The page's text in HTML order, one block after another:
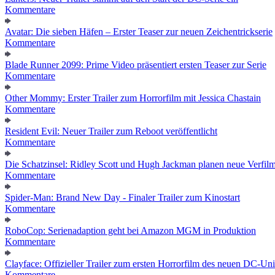
Kommentare
Avatar: Die sieben Häfen – Erster Teaser zur neuen Zeichentrickserie
Kommentare
Blade Runner 2099: Prime Video präsentiert ersten Teaser zur Serie
Kommentare
Other Mommy: Erster Trailer zum Horrorfilm mit Jessica Chastain
Kommentare
Resident Evil: Neuer Trailer zum Reboot veröffentlicht
Kommentare
Die Schatzinsel: Ridley Scott und Hugh Jackman planen neue
Kommentare
Spider-Man: Brand New Day - Finaler Trailer zum Kinostart
Kommentare
RoboCop: Serienadaption geht bei Amazon MGM in Produktion
Kommentare
Clayface: Offizieller Trailer zum ersten Horrorfilm des neuen DC-